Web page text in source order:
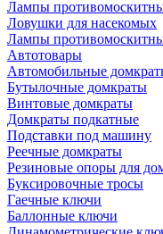
Лампы
Ловушки для насекомых
Лампы
Автотовары
Автомобильные
Бутылочные домкраты
Винтовые домкраты
Домкраты подкатные
Подставки под машину
Реечные домкраты
Резиновые опоры для
Буксировочные тросы
Гаечные ключи
Баллонные ключи